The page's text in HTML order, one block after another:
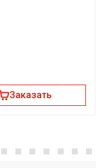
Заказать